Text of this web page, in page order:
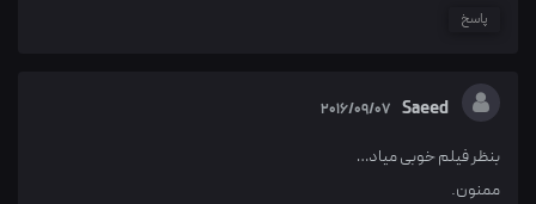
پاسخ
Saeed
2016/09/07
بنظر فیلم خوبی میاد…
ممنون.